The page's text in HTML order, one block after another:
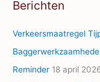
d
r
e
s
Berichten
Verkeersmaatregel
Reminder 18 april